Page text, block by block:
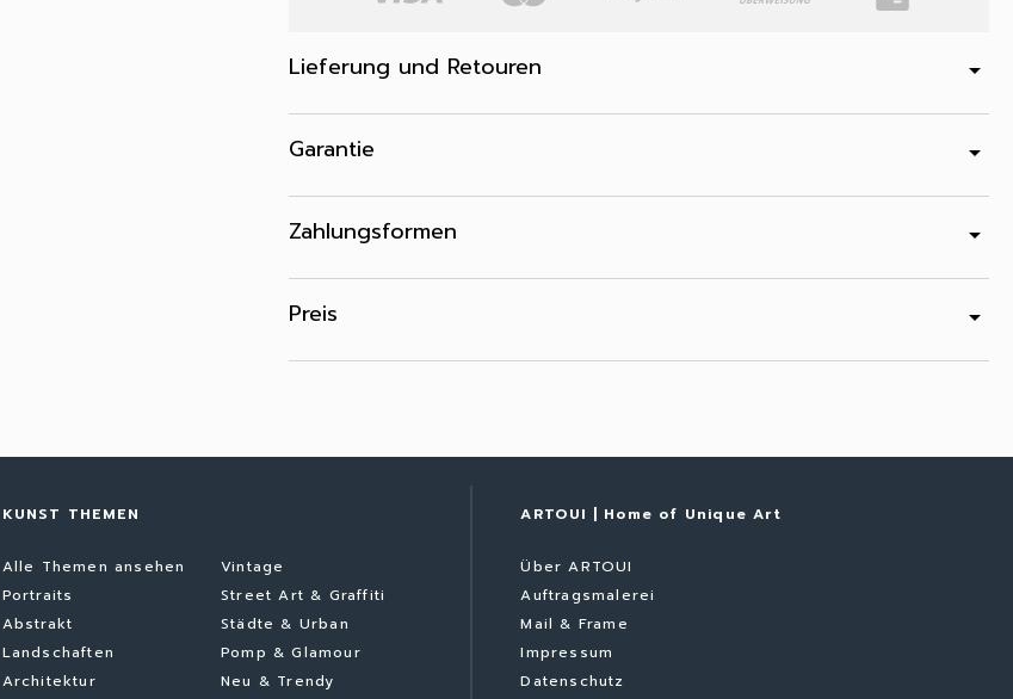
Lieferung und Retouren arrow_drop_down
Garantie arrow_drop_down
Zahlungsformen arrow_drop_down
Preis arrow_drop_down
KUNST THEMEN
Alle Themen ansehen
Portraits
Abstrakt
Landschaften
Architektur
Vintage
Street Art & Graffiti
Städte & Urban
Pomp & Glamour
Neu & Trendy
ARTOUI | Home of Unique Art
Über ARTOUI
Auftragsmalerei
Mail & Frame
Impressum
Datenschutz